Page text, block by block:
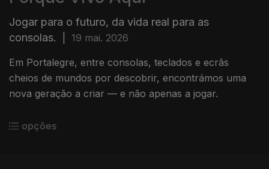
Jogar para o futuro, da vida real para as
consolas.
19 mai. 2026
Em Portalegre, entre consolas, teclados e ecrãs
cheios de mundos por descobrir, encontrámos uma
nova geração a criar — e não apenas a jogar.
opções